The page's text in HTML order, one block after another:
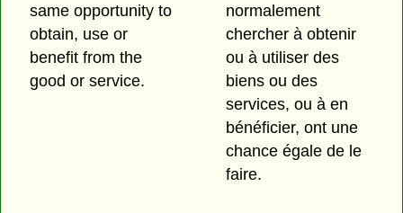
same opportunity to
obtain, use or
benefit from the
good or service.
normalement
chercher à obtenir
ou à utiliser des
biens ou des
services, ou à en
bénéficier, ont une
chance égale de le
faire.